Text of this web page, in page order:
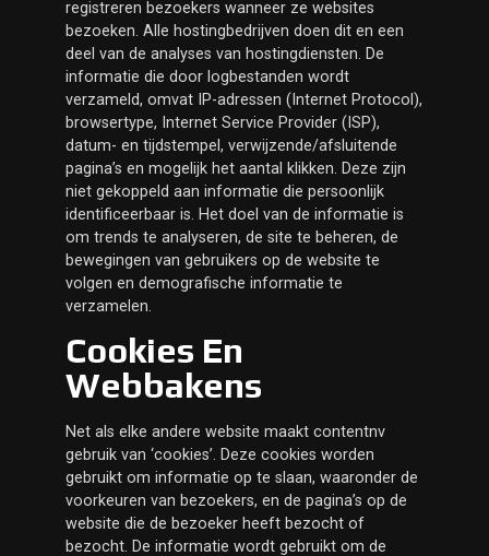
registreren bezoekers wanneer ze websites
bezoeken. Alle hostingbedrijven doen dit en een
deel van de analyses van hostingdiensten. De
informatie die door logbestanden wordt
verzameld, omvat IP-adressen (Internet Protocol),
browsertype, Internet Service Provider (ISP),
datum- en tijdstempel, verwijzende/afsluitende
pagina’s en mogelijk het aantal klikken. Deze zijn
niet gekoppeld aan informatie die persoonlijk
identificeerbaar is. Het doel van de informatie is
om trends te analyseren, de site te beheren, de
bewegingen van gebruikers op de website te
volgen en demografische informatie te
verzamelen.
Cookies En
Webbakens
Net als elke andere website maakt contentnv
gebruik van ‘cookies’. Deze cookies worden
gebruikt om informatie op te slaan, waaronder de
voorkeuren van bezoekers, en de pagina’s op de
website die de bezoeker heeft bezocht of
bezocht. De informatie wordt gebruikt om de